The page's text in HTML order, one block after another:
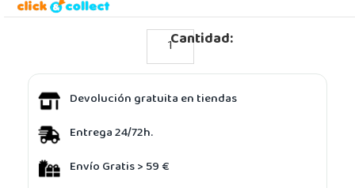
Cantidad:
Devolución gratuita en tiendas
Entrega 24/72h.
Envío Gratis > 59 €